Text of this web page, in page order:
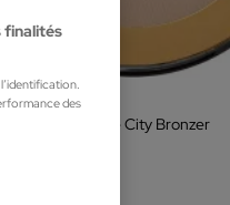
Bronzante Mate City Bronzer
finalités
des